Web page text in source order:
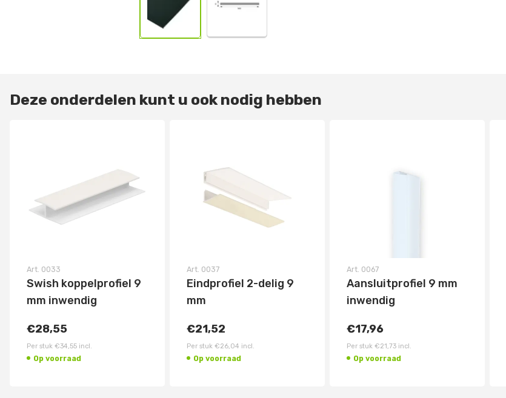
Deze onderdelen kunt u ook nodig hebben
Art. 0033
Swish koppelprofiel 9
mm inwendig
€28,55
Per stuk €34,55 incl.
Op voorraad
Art. 0037
Eindprofiel 2-delig 9
mm
€21,52
Per stuk €26,04 incl.
Op voorraad
Art. 0067
Aansluitprofiel 9 mm
inwendig
€17,96
Per stuk €21,73 incl.
Op voorraad